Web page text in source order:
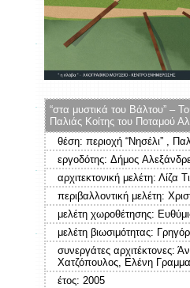
“στα μυστικά του Βάλτου” –
Παλιάς Κοίτης του Ποταμού
θέση: περιοχή “Νησέλι” ,
εργοδότης: Δήμος
αρχιτεκτονική μελέτη: Λίζα
περιβαλλοντική μελέτη:
μελέτη χωροθέτησης:
μελέτη βιωσιμότητας:
συνεργάτες αρχιτέκτονες:
Χατζόπουλος, Ελένη
έτος: 2005